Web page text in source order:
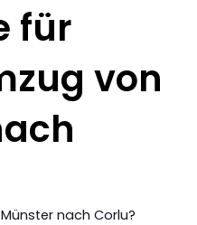
für
von
nach Corlu?